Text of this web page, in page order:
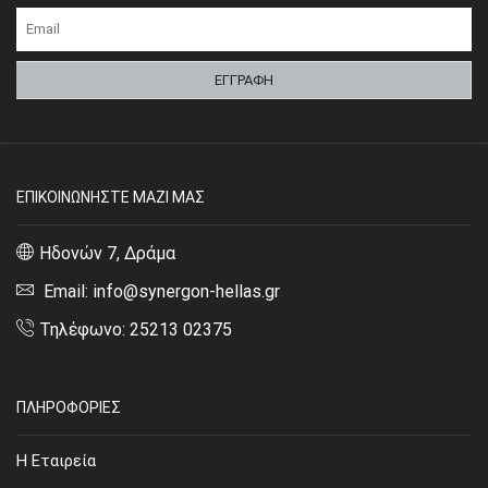
ΕΠΙΚΟΙΝΩΝΗΣΤΕ ΜΑΖΙ ΜΑΣ
Ηδονών 7, Δράμα
Email: info@synergon-hellas.gr
Τηλέφωνο: 25213 02375
ΠΛΗΡΟΦΟΡΙΕΣ
Η Εταιρεία